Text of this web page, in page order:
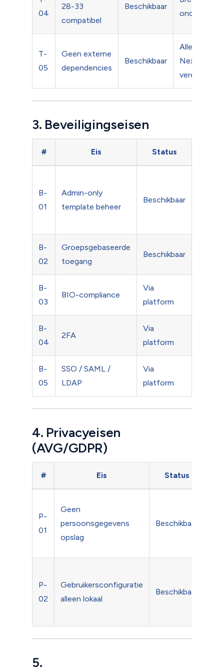
04
28-33
compatibel
Beschikbaar
T-
05
Geen externe
dependencies
Beschikbaar
Alleen
Nextcloud
vereist
3. Beveiligingseisen
# Eis Status
B-
01
Admin-only
template beheer
Beschikbaar
B-
02
Groepsgebaseerde
toegang
Beschikbaar
B-
03
BIO-compliance
Via
platform
B-
04
2FA
Via
platform
B-
05
SSO / SAML /
LDAP
Via
platform
4. Privacyeisen
(AVG/GDPR)
# Eis Status
P-
01
Geen
persoonsgegevens
opslag
Beschikbaar
P-
02
Gebruikersconfiguratie
alleen lokaal
Beschikbaar
5.